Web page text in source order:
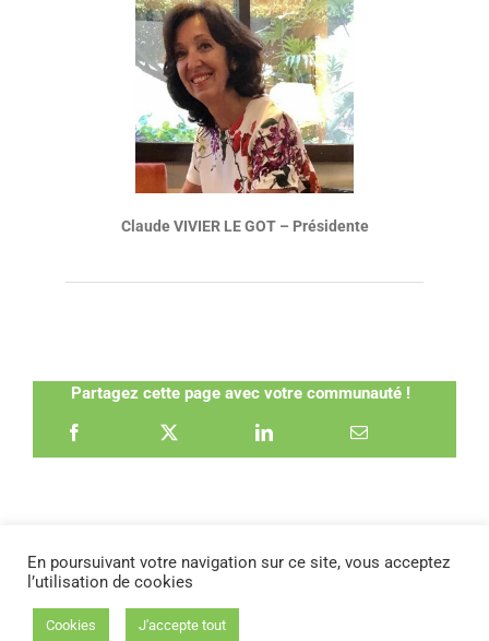
Claude VIVIER LE GOT – Présidente
Partagez cette page avec votre communauté !
STATUTS FEDE|REGLEMENT INTÉRIEUR
En poursuivant votre navigation sur ce site, vous acceptez
l’utilisation de cookies
Cookies J'accepte tout